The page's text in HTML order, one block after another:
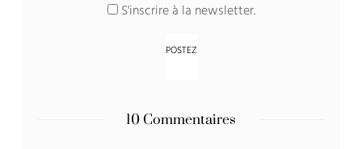
S'inscrire à la newsletter.
10 Commentaires